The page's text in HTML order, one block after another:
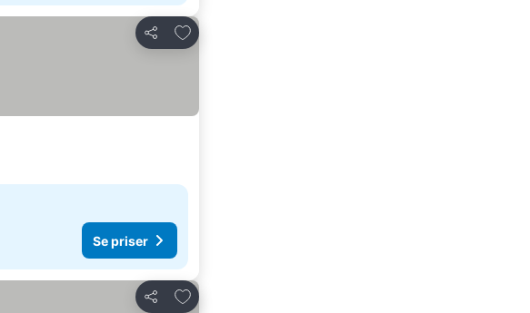
Dela
Lägg till i Mina Favoriter
Se priser
Dela
Lägg till i Mina Favoriter